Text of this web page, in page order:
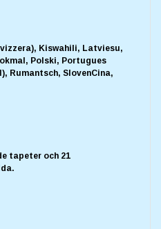
Kiswahili, Latviesu,
Polski, Portugues
Rumantsch, SlovenCina,
tapeter och 21